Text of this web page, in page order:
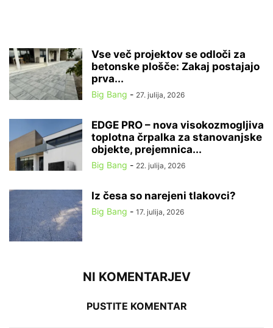
Vse več projektov se odloči za
betonske plošče: Zakaj postajajo
prva...
Big Bang - 27. julija, 2026
EDGE PRO – nova visokozmogljiva
toplotna črpalka za stanovanjske
objekte, prejemnica...
Big Bang - 22. julija, 2026
Iz česa so narejeni tlakovci?
Big Bang - 17. julija, 2026
NI KOMENTARJEV
PUSTITE KOMENTAR